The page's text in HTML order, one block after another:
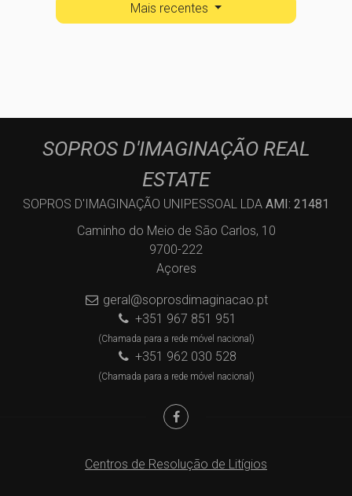
Mais recentes
SOPROS D'IMAGINAÇÃO REAL
ESTATE
SOPROS D'IMAGINAÇÃO UNIPESSOAL LDA AMI: 21481
Caminho do Meio de São Carlos, 10
9700-222
Açores
geral@soprosdimaginacao.pt
+351 967 851 951
(Chamada para a rede móvel nacional)
+351 962 030 528
(Chamada para a rede móvel nacional)
Centros de Resolução de Litígios